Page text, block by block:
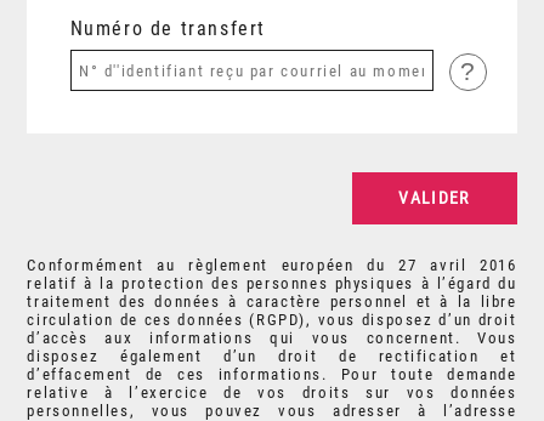
Numéro de transfert
?
Conformément au règlement européen du 27 avril 2016
relatif à la protection des personnes physiques à l’égard du
traitement des données à caractère personnel et à la libre
circulation de ces données (RGPD), vous disposez d’un droit
d’accès aux informations qui vous concernent. Vous
disposez également d’un droit de rectification et
d’effacement de ces informations. Pour toute demande
relative à l’exercice de vos droits sur vos données
personnelles, vous pouvez vous adresser à l’adresse